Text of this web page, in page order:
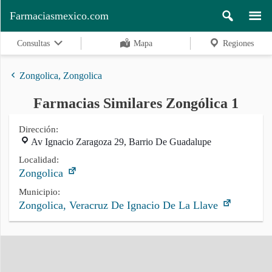
Buscar
Contacto
Farmaciasmexico.com
Consultas Mapa Regiones
Zongolica, Zongolica
Farmacias Similares Zongólica 1
Dirección:
Av Ignacio Zaragoza 29, Barrio De Guadalupe
Localidad:
Zongolica
Municipio:
Zongolica, Veracruz De Ignacio De La Llave